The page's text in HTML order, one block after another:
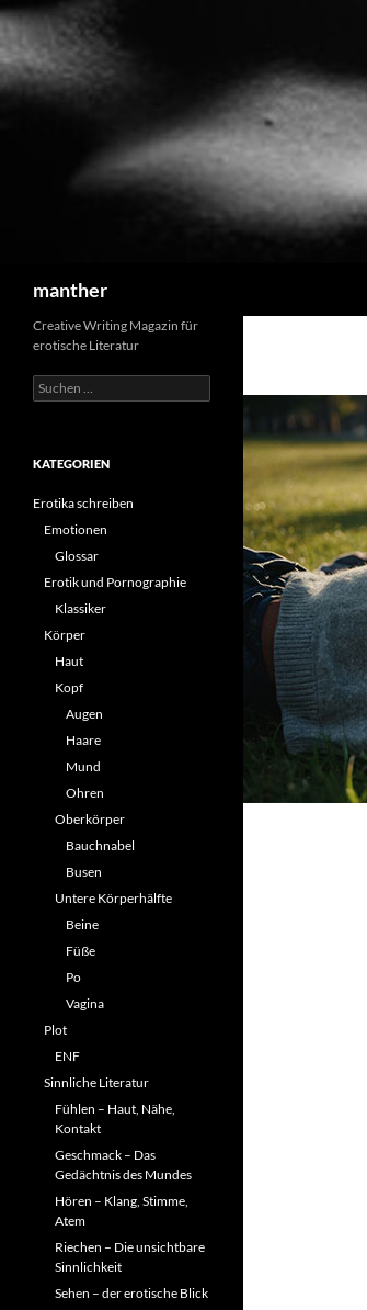
manther
Creative Writing Magazin für
erotische Literatur
Suchen
nach:
KATEGORIEN
Erotika schreiben
Emotionen
Glossar
Erotik und Pornographie
Klassiker
Körper
Haut
Kopf
Augen
Haare
Mund
Ohren
Oberkörper
Bauchnabel
Busen
Untere Körperhälfte
Beine
Füße
Po
Vagina
Plot
ENF
Sinnliche Literatur
Fühlen – Haut, Nähe,
Kontakt
Geschmack – Das
Gedächtnis des Mundes
Hören – Klang, Stimme,
Atem
Riechen – Die unsichtbare
Sinnlichkeit
Sehen – der erotische Blick